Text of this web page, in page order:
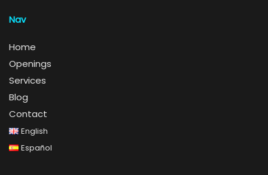
Nav
Home
Openings
Services
Blog
Contact
English
Español